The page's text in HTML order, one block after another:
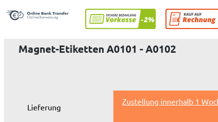
Magnet-Etiketten A0101 - A0102
Lieferung
Zustellung innerhalb 1